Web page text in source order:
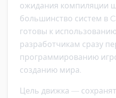
ожидания компиляции
большинство систем в
готовы к
разработчикам сразу
программированию
созданию мира.
Цель движка —